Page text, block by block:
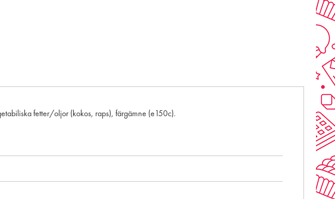
fetter/oljor (kokos, raps), färgämne (e150c).